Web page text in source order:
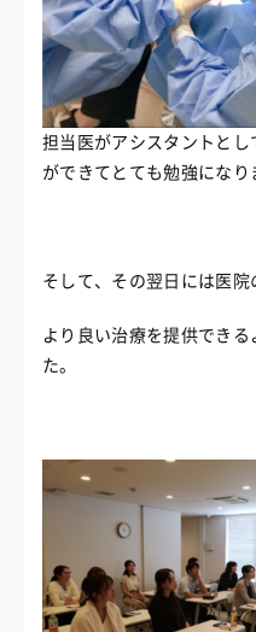
担当医がアシスタントとし
ができてとても勉強になり
そして、その翌日には医院
より良い治療を提供でき
た。